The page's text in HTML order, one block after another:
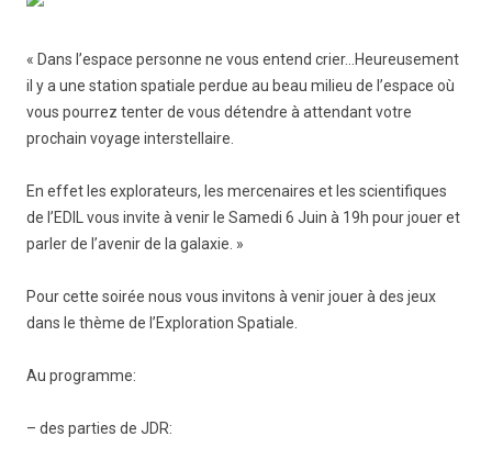
« Dans l’espace personne ne vous entend crier…Heureusement
il y a une station spatiale perdue au beau milieu de l’espace où
vous pourrez tenter de vous détendre à attendant votre
prochain voyage interstellaire.
En effet les explorateurs, les mercenaires et les scientifiques
de l’EDIL vous invite à venir le Samedi 6 Juin à 19h pour jouer et
parler de l’avenir de la galaxie. »
Pour cette soirée nous vous invitons à venir jouer à des jeux
dans le thème de l’Exploration Spatiale.
Au programme:
– des parties de JDR: